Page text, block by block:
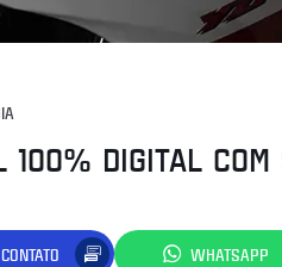
100% DIGITAL
WHATSAPP